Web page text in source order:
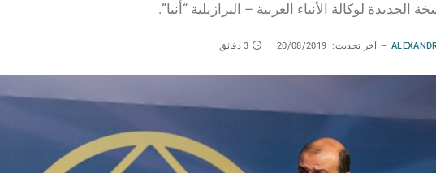
لوكالة الأنباء العربية – البرازيلية “أنبا”.
آخر تحديث: 20/08/2019 3 دقائق